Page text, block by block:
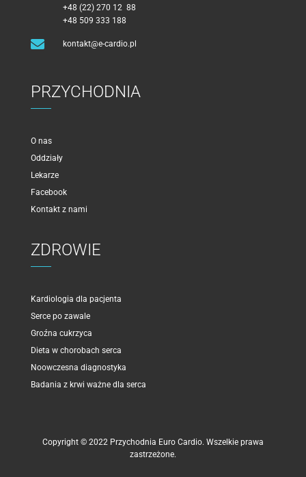
+48 (22) 270 12 88
+48 509 333 188
 kontakt@e-cardio.pl
PRZYCHODNIA
O nas
Oddziały
Lekarze
Facebook
Kontakt z nami
ZDROWIE
Kardiologia dla pacjenta
Serce po zawale
Groźna cukrzyca
Dieta w chorobach serca
Noowczesna diagnostyka
Badania z krwi ważne dla serca
Copyright © 2022 Przychodnia Euro Cardio. Wszelkie prawa
zastrzeżone.